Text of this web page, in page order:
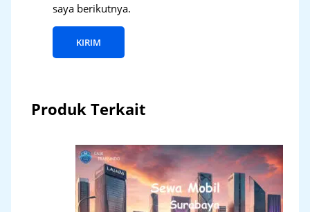
saya berikutnya.
Produk Terkait